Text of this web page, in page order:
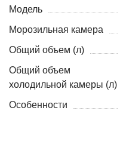
Модель
Морозильная камера
Общий объем (л)
Общий объем
холодильной камеры (л)
Особенности